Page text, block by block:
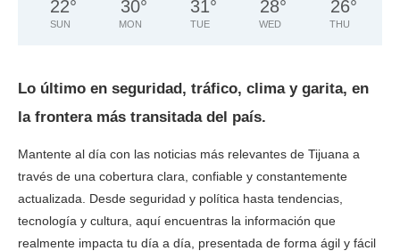
22°
SUN
30°
MON
31°
TUE
28°
WED
26°
THU
Lo último en seguridad, tráfico, clima y garita, en
la frontera más transitada del país.
Mantente al día con las noticias más relevantes de Tijuana a
través de una cobertura clara, confiable y constantemente
actualizada. Desde seguridad y política hasta tendencias,
tecnología y cultura, aquí encuentras la información que
realmente impacta tu día a día, presentada de forma ágil y fácil